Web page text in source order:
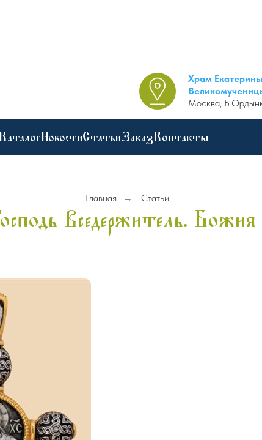
Храм Екатерины
Москва,
КаталогНовостиСтатьиЗаказКонтакты
Главная → Статьи
Вседержитель.